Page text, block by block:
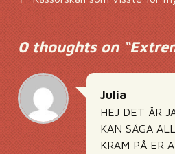
0 thoughts on “
Julia
HEJ DET ÄR
KAN SÄGA
KRAM PÅ ER